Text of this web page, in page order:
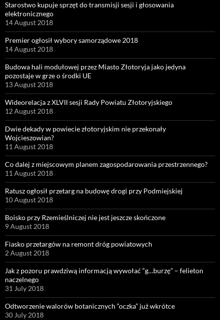
Starostwo kupuje sprzęt do transmisji sesji i głosowania
elektronicznego
14 August 2018
Premier ogłosił wybory samorządowe 2018
14 August 2018
Budowa hali modułowej przez Miasto Złotoryja jako jedyna
pozostaje w grze o środki UE
13 August 2018
Wideorelacja z XLVII sesji Rady Powiatu Złotoryjskiego
12 August 2018
Dwie dekady w powiecie złotoryjskim nie przekonały
Wojcieszowian?
11 August 2018
Co dalej z miejscowym planem zagospodarowania przestrzennego?
11 August 2018
Ratusz ogłosił przetarg na budowę drogi przy Podmiejskiej
10 August 2018
Boisko przy Rzemieślniczej nie jest jeszcze skończone
9 August 2018
Fiasko przetargów na remont dróg powiatowych
2 August 2018
Jak z pozoru prawdziwą informacją wywołać “g…burzę” – felieton
naczelnego
31 July 2018
Odtworzenie walorów botanicznych “oczka” już wkrótce
30 July 2018